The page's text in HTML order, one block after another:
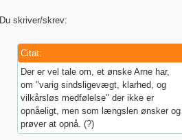
Du skriver/skrev:
Citat:
Der er vel tale om, et ønske Arne har,
om "varig sindsligevægt, klarhed, og
vilkårsløs medfølelse" der ikke er
opnåeligt, men som længslen ønsker og
prøver at opnå. (?)